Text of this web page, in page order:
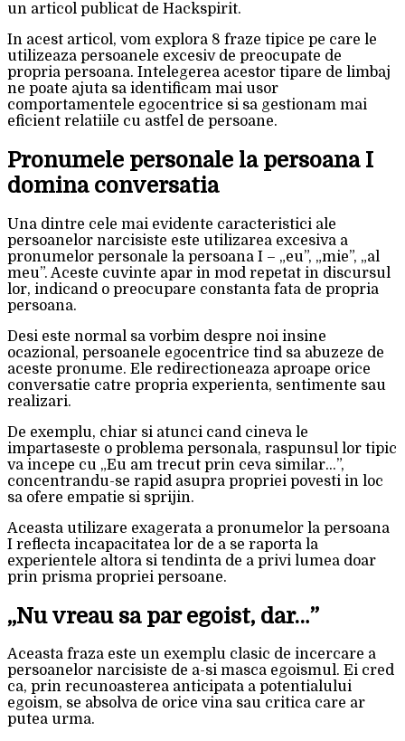
un articol publicat de Hackspirit.
In acest articol, vom explora 8 fraze tipice pe care le
utilizeaza persoanele excesiv de preocupate de
propria persoana. Intelegerea acestor tipare de limbaj
ne poate ajuta sa identificam mai usor
comportamentele egocentrice si sa gestionam mai
eficient relatiile cu astfel de persoane.
Pronumele personale la persoana I
domina conversatia
Una dintre cele mai evidente caracteristici ale
persoanelor narcisiste este utilizarea excesiva a
pronumelor personale la persoana I – „eu”, „mie”, „al
meu”. Aceste cuvinte apar in mod repetat in discursul
lor, indicand o preocupare constanta fata de propria
persoana.
Desi este normal sa vorbim despre noi insine
ocazional, persoanele egocentrice tind sa abuzeze de
aceste pronume. Ele redirectioneaza aproape orice
conversatie catre propria experienta, sentimente sau
realizari.
De exemplu, chiar si atunci cand cineva le
impartaseste o problema personala, raspunsul lor tipic
va incepe cu „Eu am trecut prin ceva similar…”,
concentrandu-se rapid asupra propriei povesti in loc
sa ofere empatie si sprijin.
Aceasta utilizare exagerata a pronumelor la persoana
I reflecta incapacitatea lor de a se raporta la
experientele altora si tendinta de a privi lumea doar
prin prisma propriei persoane.
„Nu vreau sa par egoist, dar…”
Aceasta fraza este un exemplu clasic de incercare a
persoanelor narcisiste de a-si masca egoismul. Ei cred
ca, prin recunoasterea anticipata a potentialului
egoism, se absolva de orice vina sau critica care ar
putea urma.